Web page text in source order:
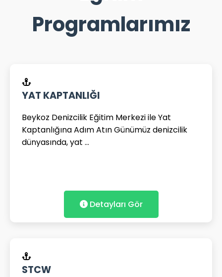
Programlarımız
YAT KAPTANLIĞI
Beykoz Denizcilik Eğitim Merkezi ile Yat
Kaptanlığına Adım Atın Günümüz denizcilik
dünyasında, yat ...
Detayları Gör
STCW